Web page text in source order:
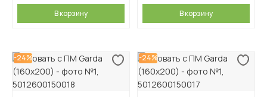
В корзину В корзину
-24% -24%